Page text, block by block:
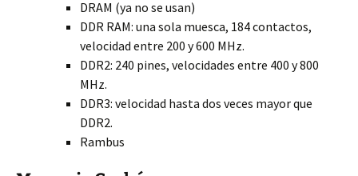
DRAM (ya no se usan)
DDR RAM: una sola muesca, 184 contactos,
velocidad entre 200 y 600 MHz.
DDR2: 240 pines, velocidades entre 400 y 800
MHz.
DDR3: velocidad hasta dos veces mayor que
DDR2.
Rambus